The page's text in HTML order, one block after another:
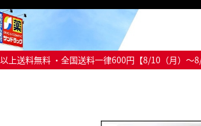
上送料無料 ・全国送料一律600円【8/10（月）